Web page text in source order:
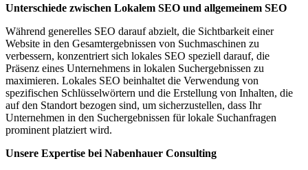
Unterschiede zwischen Lokalem SEO und allgemeinem SEO
Während generelles SEO darauf abzielt, die Sichtbarkeit einer
Website in den Gesamtergebnissen von Suchmaschinen zu
verbessern, konzentriert sich lokales SEO speziell darauf, die
Präsenz eines Unternehmens in lokalen Suchergebnissen zu
maximieren. Lokales SEO beinhaltet die Verwendung von
spezifischen Schlüsselwörtern und die Erstellung von Inhalten, die
auf den Standort bezogen sind, um sicherzustellen, dass Ihr
Unternehmen in den Suchergebnissen für lokale Suchanfragen
prominent platziert wird.
Unsere Expertise bei Nabenhauer Consulting